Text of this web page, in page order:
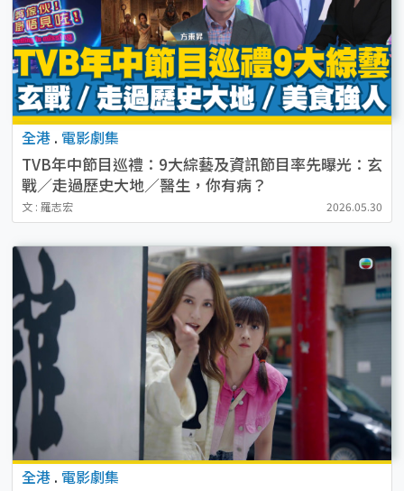
全港 . 電影劇集
TVB年中節目巡禮：9大綜藝及資訊節目率先曝光：玄
戰／走過歷史大地／醫生，你有病？
文 : 羅志宏 2026.05.30
全港 . 電影劇集